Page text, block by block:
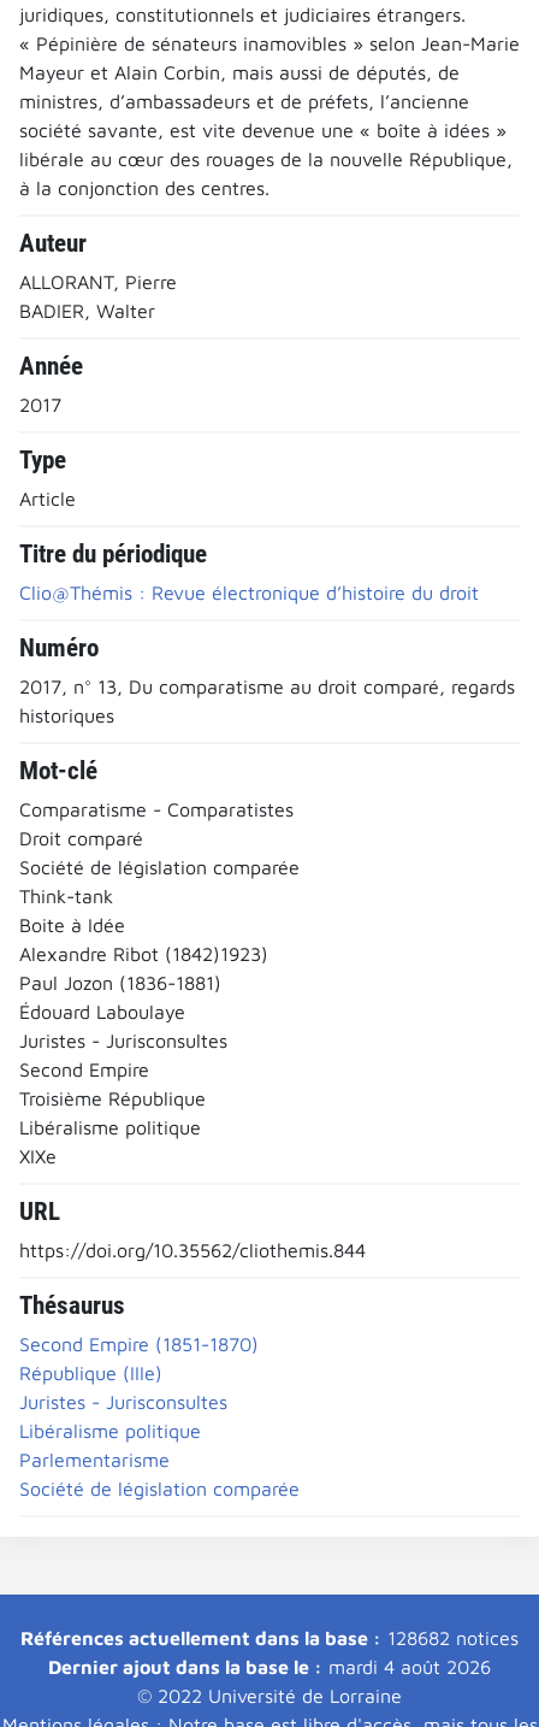
juridiques, constitutionnels et judiciaires étrangers.
« Pépinière de sénateurs inamovibles » selon Jean-Marie
Mayeur et Alain Corbin, mais aussi de députés, de
ministres, d’ambassadeurs et de préfets, l’ancienne
société savante, est vite devenue une « boîte à idées »
libérale au cœur des rouages de la nouvelle République,
à la conjonction des centres.
Auteur
ALLORANT, Pierre
BADIER, Walter
Année
2017
Type
Article
Titre du périodique
Clio@Thémis : Revue électronique d’histoire du droit
Numéro
2017, n° 13, Du comparatisme au droit comparé, regards
historiques
Mot-clé
Comparatisme - Comparatistes
Droit comparé
Société de législation comparée
Think-tank
Boite à Idée
Alexandre Ribot (1842)1923)
Paul Jozon (1836-1881)
Édouard Laboulaye
Juristes - Jurisconsultes
Second Empire
Troisième République
Libéralisme politique
XIXe
URL
https://doi.org/10.35562/cliothemis.844
Thésaurus
Second Empire (1851-1870)
République (IIIe)
Juristes - Jurisconsultes
Libéralisme politique
Parlementarisme
Société de législation comparée
Références actuellement dans la base : 128682 notices
Dernier ajout dans la base le : mardi 4 août 2026
© 2022 Université de Lorraine